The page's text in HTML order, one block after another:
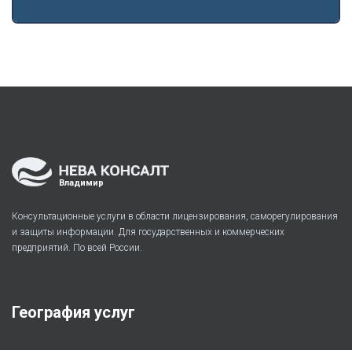
Владимир
Консультационные услуги в области лицензирования, саморегулирования
и защиты информации. Для государственных и коммерческих
предприятий. По всей России.
География услуг